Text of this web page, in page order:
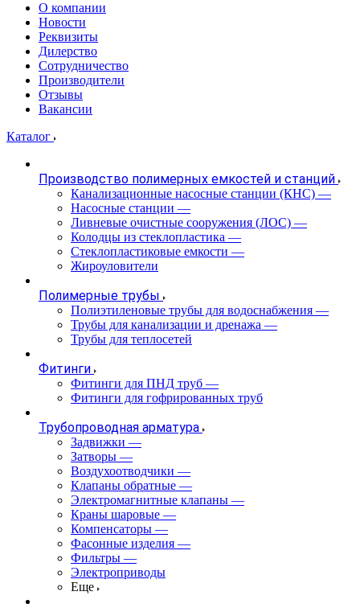
О компании
Новости
Реквизиты
Дилерство
Сотрудничество
Производители
Отзывы
Вакансии
Каталог
Производство полимерных емкостей и станций
Канализационные насосные станции (КНС) —
Насосные станции —
Ливневые очистные сооружения (ЛОС) —
Колодцы из стеклопластика —
Стеклопластиковые емкости —
Жироуловители
Полимерные трубы
Полиэтиленовые трубы для водоснабжения —
Трубы для канализации и дренажа —
Трубы для теплосетей
Фитинги
Фитинги для ПНД труб —
Фитинги для гофрированных труб
Трубопроводная арматура
Задвижки —
Затворы —
Воздухоотводчики —
Клапаны обратные —
Электромагнитные клапаны —
Краны шаровые —
Компенсаторы —
Фасонные изделия —
Фильтры —
Электроприводы
Еще